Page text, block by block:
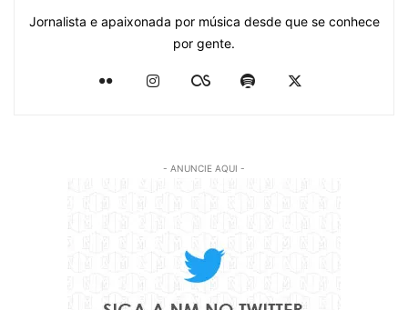
Jornalista e apaixonada por música desde que se conhece
por gente.
- ANUNCIE AQUI -